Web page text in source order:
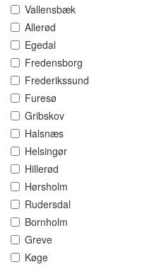
Vallensbæk
Allerød
Egedal
Fredensborg
Frederikssund
Furesø
Gribskov
Halsnæs
Helsingør
Hillerød
Hørsholm
Rudersdal
Bornholm
Greve
Køge